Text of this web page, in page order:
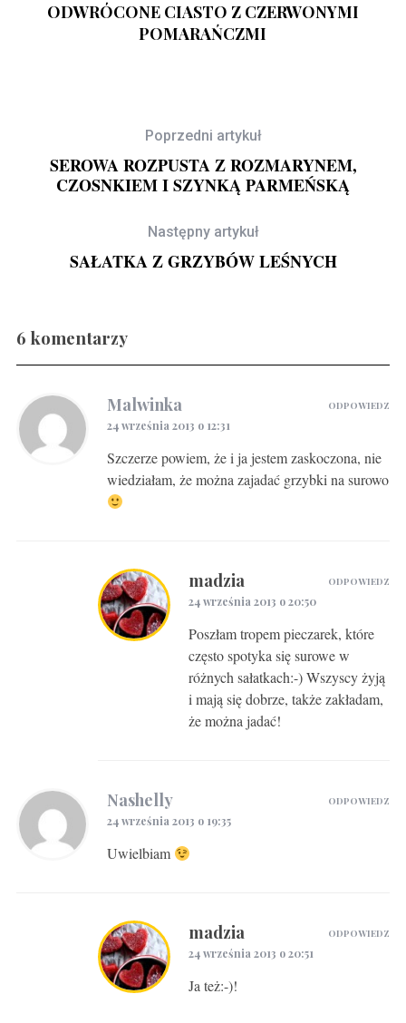
ODWRÓCONE CIASTO Z CZERWONYMI
POMARAŃCZMI
Gravlax w ginie
Poprzedni artykuł
SEROWA ROZPUSTA Z ROZMARYNEM,
CZOSNKIEM I SZYNKĄ PARMEŃSKĄ
Następny artykuł
SAŁATKA Z GRZYBÓW LEŚNYCH
6 komentarzy
Malwinka
24 września 2013 o 12:31
Szczerze powiem, że i ja jestem zaskoczona, nie
wiedziałam, że można zajadać grzybki na surowo
ODPOWIEDZ
madzia
24 września 2013 o 20:50
Poszłam tropem pieczarek, które
często spotyka się surowe w
różnych sałatkach:-) Wszyscy żyją
i mają się dobrze, także zakładam,
że można jadać!
ODPOWIEDZ
Nashelly
24 września 2013 o 19:35
Uwielbiam
ODPOWIEDZ
madzia
24 września 2013 o 20:51
Ja też:-)!
ODPOWIEDZ